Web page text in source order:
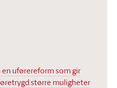
uførereform som gir
større muligheter